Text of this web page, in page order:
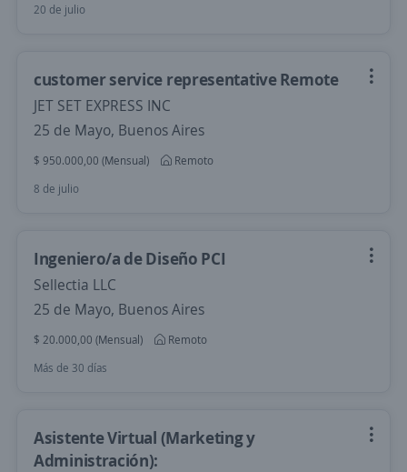
20 de julio
customer service representative Remote
JET SET EXPRESS INC
25 de Mayo, Buenos Aires
$ 950.000,00 (Mensual)
Remoto
8 de julio
Ingeniero/a de Diseño PCI
Sellectia LLC
25 de Mayo, Buenos Aires
$ 20.000,00 (Mensual)
Remoto
Más de 30 días
Asistente Virtual (Marketing y
Administración):